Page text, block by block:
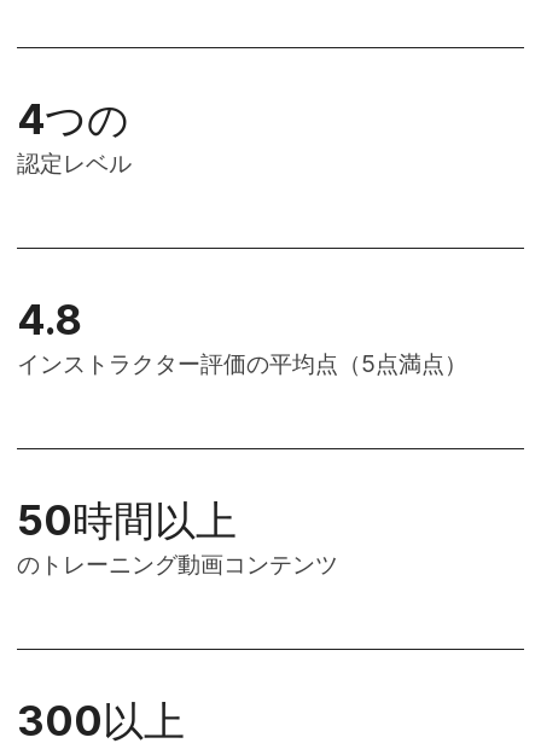
4つの
認定レベル
4.8
インストラクター評価の​平均点​（5点満点）
50時間以上
の​トレーニング動画コンテンツ
300以上